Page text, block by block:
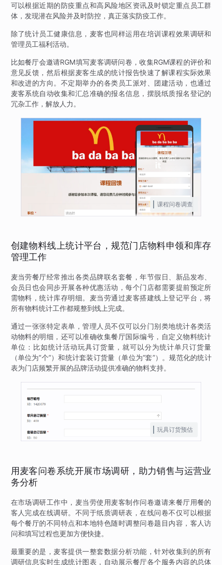
可以根据近期的防疫重点和高风险地区资讯及时锁定重点员工群
体，发现潜在风险并及时防控，真正落实防疫工作。
除了统计员工健康信息，麦客也同样运用在培训课程效果调研和
管理员工福利活动。
比如餐厅会邀请RGM填写麦客调研问卷，收集RGM课程的评价和
意见反馈，然后根据麦客生成的统计报告快速了解课程实际效果
和改进的方向。不定期举办的各类员工派对、团建活动，也通过
麦客系统自动收集和汇总准确的报名信息，摆脱纸质报名登记的
冗杂工作，解放人力。
课程问卷调查
创建物料线上统计平台，规范门店物料申领和库存
管理工作
麦当劳餐厅经常推出各类品牌联名套餐，年节假日、新品发布、
会员日也会同步开展各种优惠活动，每个门店都需要提前预定所
需物料，统计库存明细。麦当劳通过麦客搭建线上登记平台，将
所有物料统计工作都规整到线上完成。
通过一张张特定表单，管理人员不仅可以分门别类地统计各类活
动物料的明细，还可以准确收集餐厅国际编号，自定义物料统计
单位：比如统计活动玩具订货量，就可以分为统计单只订货量
（单位为“个”）和统计套装订货量（单位为“套”）。规范化的统计
表为门店频繁开展的品牌活动提供准确的物料支持。
玩具订货预估
用麦客问卷系统开展市场调研，助力销售与运营业
务分析
在市场调研工作中，麦当劳使用麦客制作问卷邀请来餐厅用餐的
客人完成在线调研。不同于纸质调研表，在线问卷不仅可以根据
每个餐厅的不同特点和本地特色随时调整问卷题目内容，客人访
问和填写过程也更加方便快捷。
最重要的是，麦客提供一整套数据分析功能，针对收集到的所有
调研信息实时生成统计图表，自动展示餐厅各个服务内容的总体